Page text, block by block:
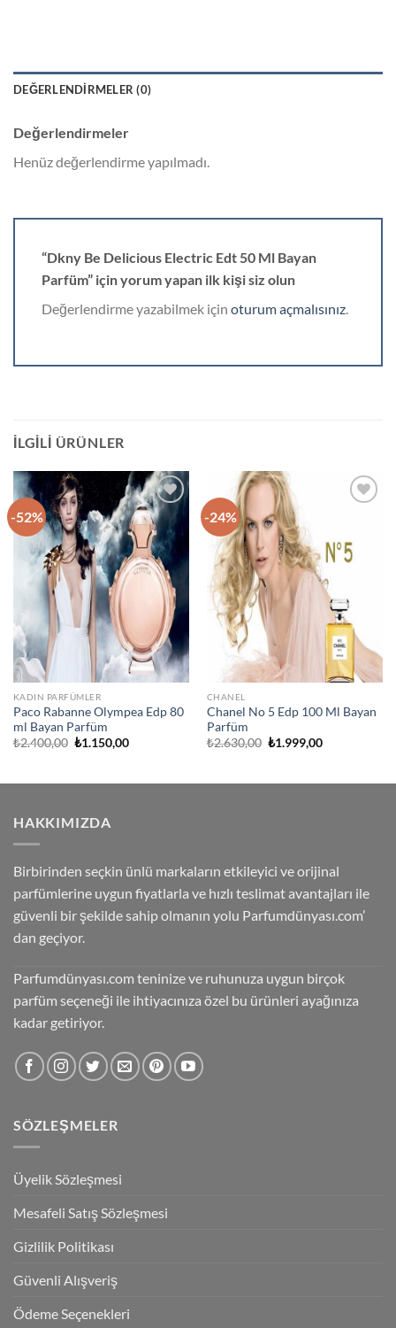
DEĞERLENDIRMELER (0)
Değerlendirmeler
Henüz değerlendirme yapılmadı.
“Dkny Be Delicious Electric Edt 50 Ml Bayan
Parfüm” için yorum yapan ilk kişi siz olun
Değerlendirme yazabilmek için oturum açmalısınız.
İLGILI ÜRÜNLER
-52%
İstek
Listeme
Ekle
KADIN PARFÜMLER
Paco Rabanne Olympea Edp 80
ml Bayan Parfüm
₺2.400,00 Orijinal
₺1.150,00Şu
-24%
Ekle
CHANEL
Chanel No 5 Edp 100 Ml Bayan
Parfüm
₺2.630,00 Orijinal
₺1.999,00Şu
HAKKIMIZDA
Birbirinden seçkin ünlü markaların etkileyici ve orijinal
parfümlerine uygun fiyatlarla ve hızlı teslimat avantajları ile
güvenli bir şekilde sahip olmanın yolu Parfumdünyası.com’
dan geçiyor.
Parfumdünyası.com teninize ve ruhunuza uygun birçok
parfüm seçeneği ile ihtiyacınıza özel bu ürünleri ayağınıza
kadar getiriyor.
SÖZLEŞMELER
Üyelik Sözleşmesi
Mesafeli Satış Sözleşmesi
Gizlilik Politikası
Güvenli Alışveriş
Ödeme Seçenekleri